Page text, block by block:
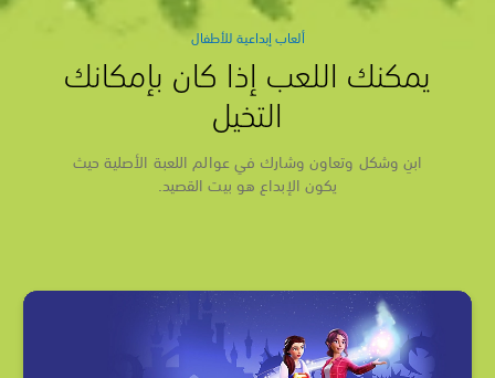
ألعاب إبداعية للأطفال
يمكنك اللعب إذا كان بإمكانك
التخيل
ابنِ وشكل وتعاون وشارك في عوالم اللعبة الأصلية حيث
يكون الإبداع هو بيت القصيد.